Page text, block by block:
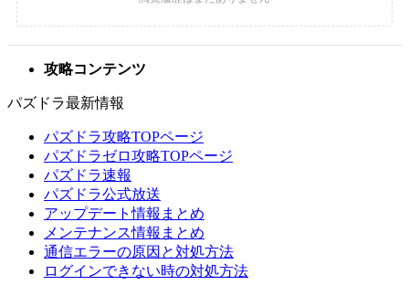
攻略コンテンツ
パズドラ最新情報
パズドラ攻略TOPページ
パズドラゼロ攻略TOPページ
パズドラ速報
パズドラ公式放送
アップデート情報まとめ
メンテナンス情報まとめ
通信エラーの原因と対処方法
ログインできない時の対処方法